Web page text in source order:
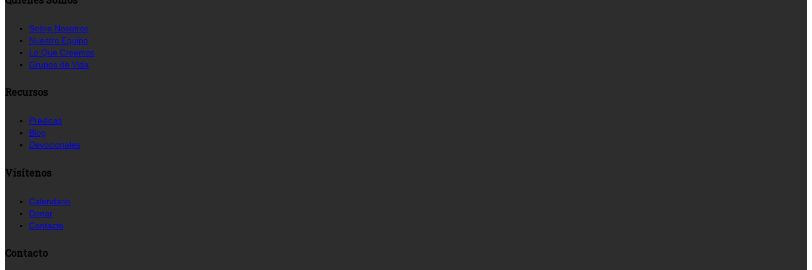
Sobre Nosotros
Nuestro Equipo
Lo Que Creemos
Grupos de Vida
Recursos
Prédicas
Blog
Devocionales
Visítenos
Calendario
Donar
Contacto
Contacto